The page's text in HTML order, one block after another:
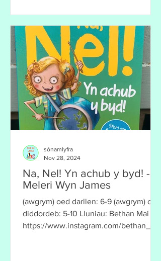
Na, Nel! Yn achub y byd! -
Meleri Wyn James
(awgrym) oed darllen: 6-9 (awgrym) oed
diddordeb: 5-10 Lluniau: Bethan Mai
https://www.instagram.com/bethan_ma
sônamlyfra
Nov 28, 2024